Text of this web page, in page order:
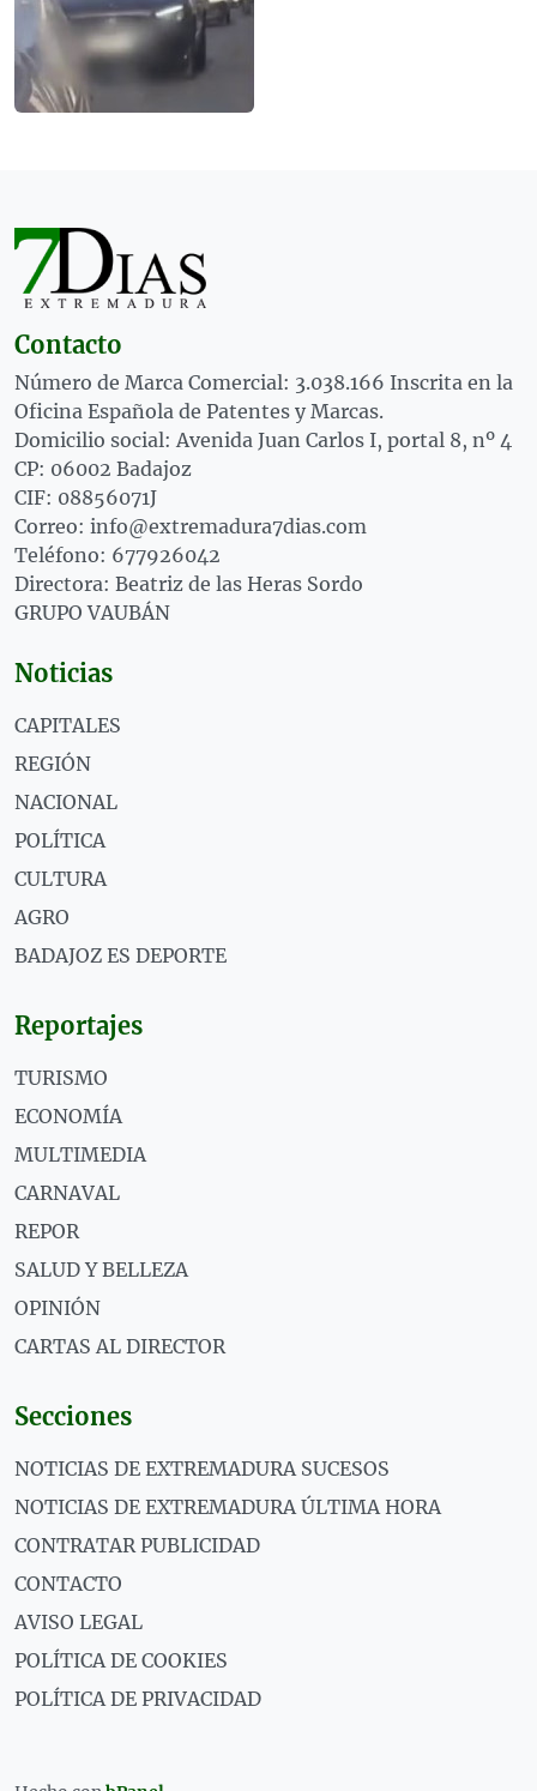
Contacto
Número de Marca Comercial: 3.038.166 Inscrita en la
Oficina Española de Patentes y Marcas.
Domicilio social: Avenida Juan Carlos I, portal 8, nº 4
CP: 06002 Badajoz
CIF: 08856071J
Correo: info@extremadura7dias.com
Teléfono: 677926042
Directora: Beatriz de las Heras Sordo
GRUPO VAUBÁN
Noticias
CAPITALES
REGIÓN
NACIONAL
POLÍTICA
CULTURA
AGRO
BADAJOZ ES DEPORTE
Reportajes
TURISMO
ECONOMÍA
MULTIMEDIA
CARNAVAL
REPOR
SALUD Y BELLEZA
OPINIÓN
CARTAS AL DIRECTOR
Secciones
NOTICIAS DE EXTREMADURA SUCESOS
NOTICIAS DE EXTREMADURA ÚLTIMA HORA
CONTRATAR PUBLICIDAD
CONTACTO
AVISO LEGAL
POLÍTICA DE COOKIES
POLÍTICA DE PRIVACIDAD